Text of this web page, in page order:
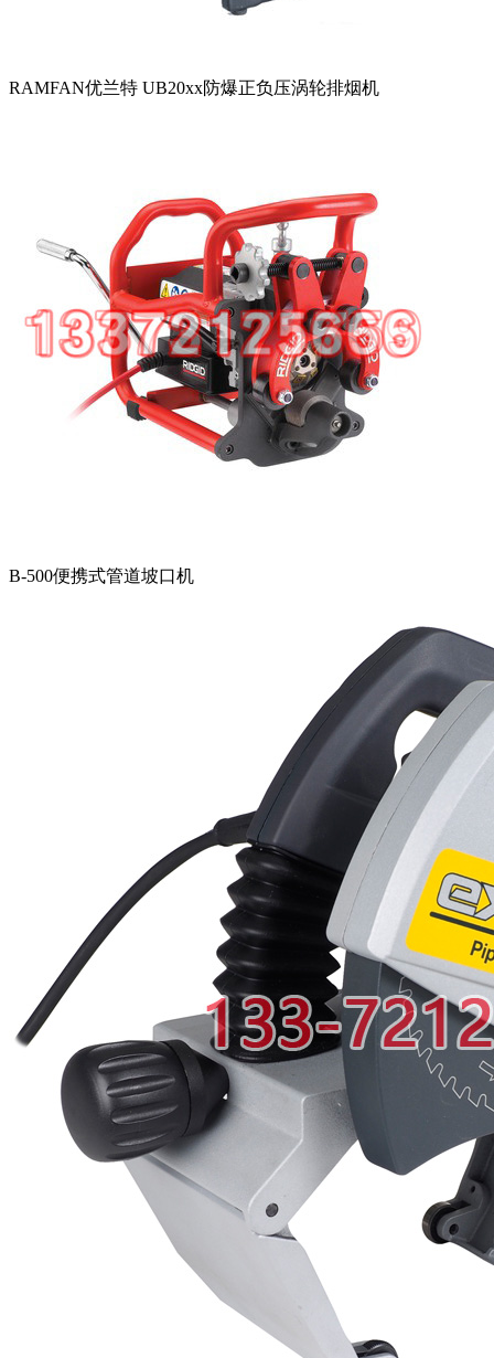
RAMFAN优兰特 UB20xx防爆正负压涡轮排烟机
B-500便携式管道坡口机